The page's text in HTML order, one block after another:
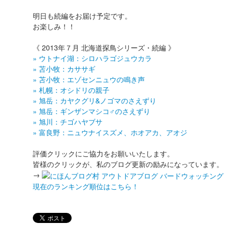
明日も続編をお届け予定です。
お楽しみ！！
《 2013年７月 北海道探鳥シリーズ・続編 》
» ウトナイ湖：シロハラゴジュウカラ
» 苫小牧：カササギ
» 苫小牧：エゾセンニュウの鳴き声
» 札幌：オシドリの親子
» 旭岳：カヤクグリ&ノゴマのさえずり
» 旭岳：ギンザンマシコ♂のさえずり
» 旭川：チゴハヤブサ
» 富良野：ニュウナイスズメ、ホオアカ、アオジ
評価クリックにご協力をお願いいたします。
皆様のクリックが、私のブログ更新の励みになっています。
→
現在のランキング順位はこちら！